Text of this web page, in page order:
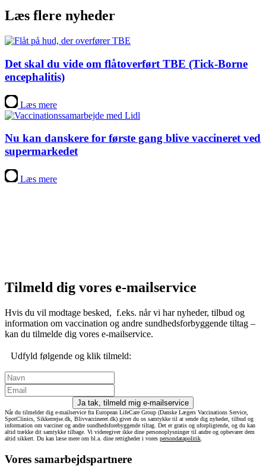
Læs flere nyheder
Det skal du vide om flåtoverført TBE (Tick-Borne
encephalitis)
Læs mere
Nu kan danskere for første gang blive vaccineret ved
supermarkedet
Læs mere
Tilmeld dig vores e-mailservice
Hvis du vil modtage besked, f.eks. når vi har nyheder, tilbud og
information om vaccination og andre sundhedsforbyggende tiltag –
kan du tilmelde dig vores e-mailservice.
Udfyld følgende og klik tilmeld:
Ja tak, tilmeld mig e-mailservice
Når du tilmelder dig e-mailservice fra European LifeCare Group (Danske Lægers Vaccinations Service,
SpotClinics, Sikkerrejse.dk, Blivvaccineret.dk) giver du os samtykke til at sende dig nyheder, tilbud og
information om vacciner og andre sundhedsforebyggende tiltag. Det er gratis og uforpligtende, og du kan
altid trække dit samtykke tilbage. Vi videregiver ikke dine personoplysninger til andre og opbevarer dem
altid sikkert. Du kan læse mere om bl.a. dine rettigheder i vores persondatapolitik
Vores samarbejdspartnere